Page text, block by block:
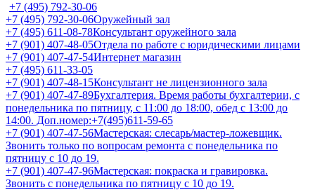
+7 (495) 792-30-06
+7 (495) 792-30-06Оружейный зал
+7 (495) 611-08-78Консультант оружейного зала
+7 (901) 407-48-05Отдела по работе с юридическими лицами
+7 (901) 407-47-54Интернет магазин
+7 (495) 611-33-05
+7 (901) 407-48-15Консультант не лицензионного зала
+7 (901) 407-47-89Бухгалтерия. Время работы бухгалтерии, с
понедельника по пятницу, с 11:00 до 18:00, обед с 13:00 до
14:00. Доп.номер:+7(495)611-59-65
+7 (901) 407-47-56Мастерская: слесарь/мастер-ложевщик.
Звонить только по вопросам ремонта с понедельника по
пятницу с 10 до 19.
+7 (901) 407-47-96Мастерская: покраска и гравировка.
Звонить с понедельника по пятницу с 10 до 19.